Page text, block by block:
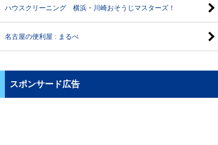
ハウスクリーニング 横浜・川崎おそうじマスターズ！
名古屋の便利屋 : まるべ
スポンサード広告